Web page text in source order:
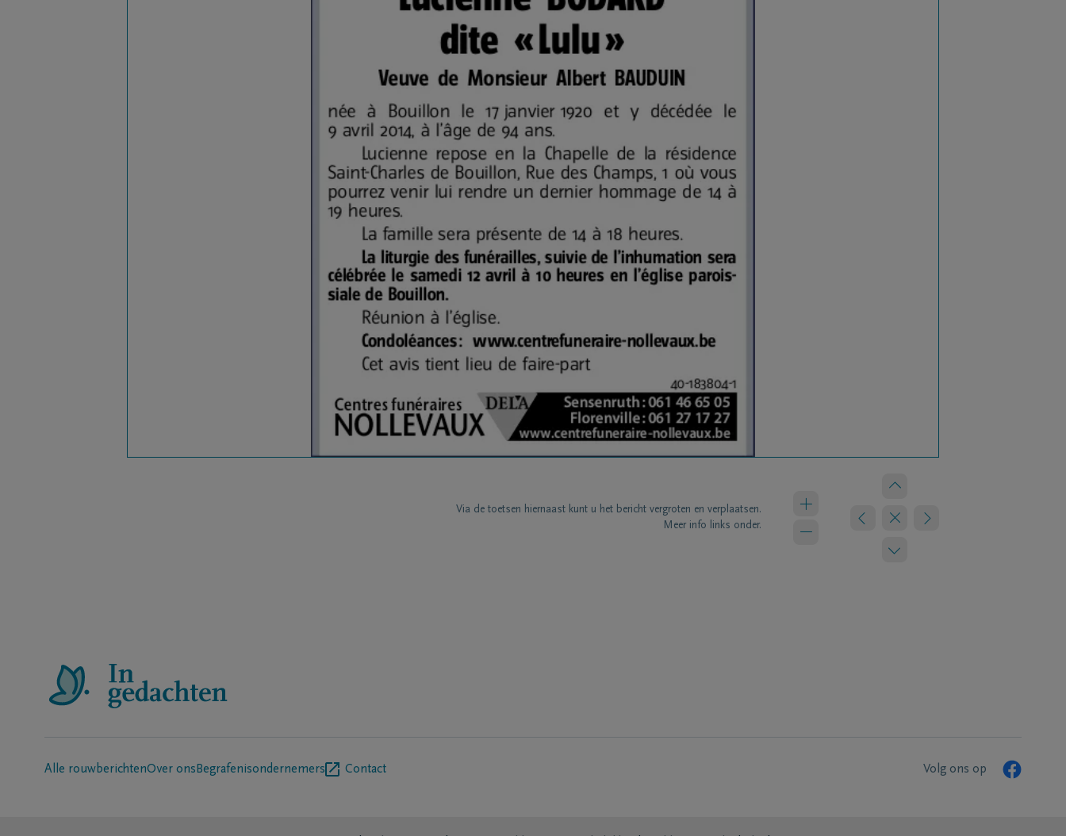
Via de toetsen hiernaast kunt u het bericht vergroten en verplaatsen.
Meer info links onder.
Alle rouwberichtenOver ons Begrafenisondernemers Contact Volg ons op